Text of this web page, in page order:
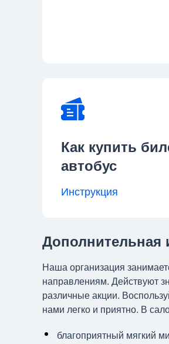
Как купить
автобус
Инструкция
Наша организация
направлениям. Действуют
различные акции.
нами легко и приятно. В
благоприятный мягкий